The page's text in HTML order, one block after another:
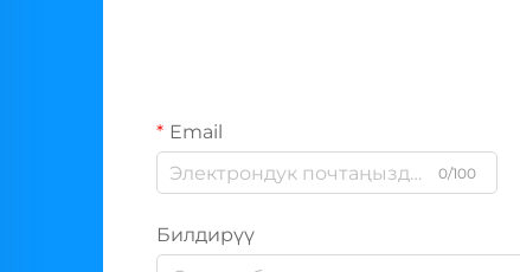
Email
0/100
Билдирүү